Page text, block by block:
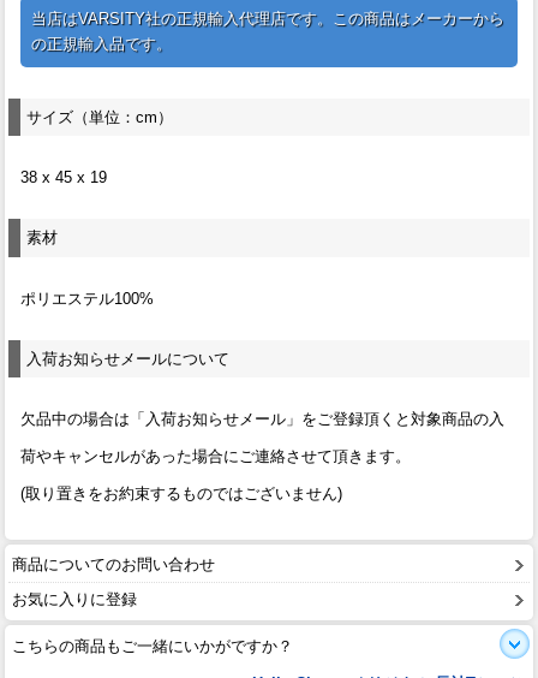
当店はVARSITY社の正規輸入代理店です。この商品はメーカーから
の正規輸入品です。
サイズ（単位：cm）
38 x 45 x 19
素材
ポリエステル100%
入荷お知らせメールについて
欠品中の場合は「入荷お知らせメール」をご登録頂くと対象商品の入
荷やキャンセルがあった場合にご連絡させて頂きます。
(取り置きをお約束するものではございません)
商品についてのお問い合わせ
お気に入りに登録
こちらの商品もご一緒にいかがですか？